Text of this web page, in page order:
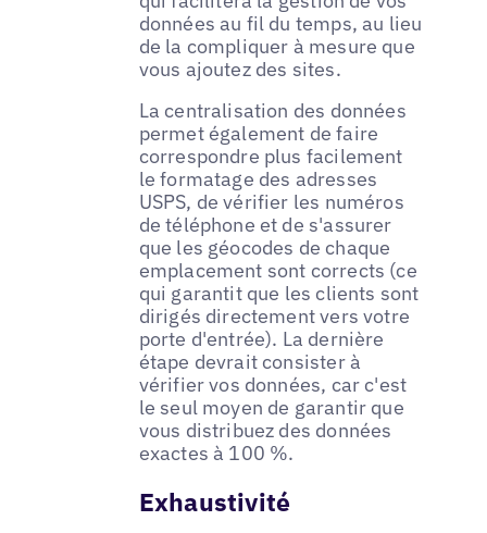
données au fil du temps, au lieu
de la compliquer à mesure que
vous ajoutez des sites.
La centralisation des données
permet également de faire
correspondre plus facilement
le formatage des adresses
USPS, de vérifier les numéros
de téléphone et de s'assurer
que les géocodes de chaque
emplacement sont corrects (ce
qui garantit que les clients sont
dirigés directement vers votre
porte d'entrée). La dernière
étape devrait consister à
vérifier vos données, car c'est
le seul moyen de garantir que
vous distribuez des données
exactes à 100 %.
Exhaustivité